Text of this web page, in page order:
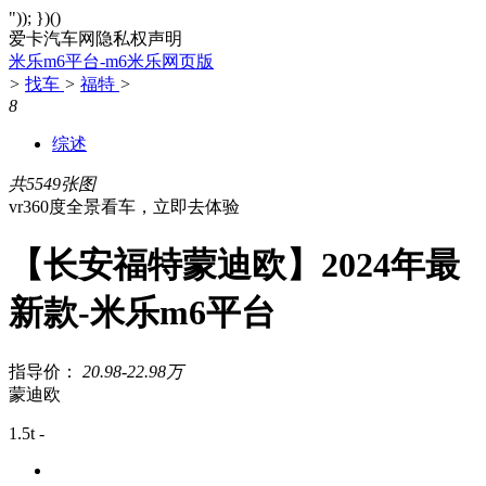
")); })()
爱卡汽车网隐私权声明
米乐m6平台-m6米乐网页版
> 找车 > 福特 >
8
综述
共5549张图
vr360度全景看车，立即去体验
【长安福特蒙迪欧】2024年最
新款-米乐m6平台
指导价： 20.98-22.98万
蒙迪欧
1.5t -